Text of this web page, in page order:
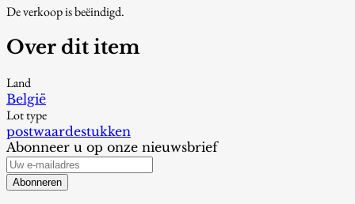
De verkoop is beëindigd.
Over dit item
Land
België
Lot type
postwaardestukken
Abonneer u op onze nieuwsbrief
Abonneren